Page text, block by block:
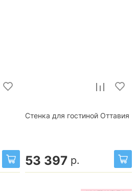
Стенка для гостиной Оттавия
53 397 р.